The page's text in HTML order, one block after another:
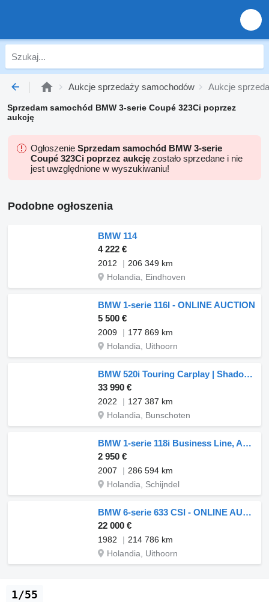
Aukcje sprzedaży samochodów Aukcje
Sprzedam samochód BMW 3-serie Coupé 323Ci poprzez
aukcję
Ogłoszenie Sprzedam samochód BMW 3-serie
Coupé 323Ci poprzez aukcję zostało sprzedane i nie
jest uwzględnione w wyszukiwaniu!
Podobne ogłoszenia
BMW 114
4 222 €
2012
206 349 km
Holandia, Eindhoven
BMW 1-serie 116I - ONLINE AUCTION
5 500 €
2009
177 869 km
Holandia, Uithoorn
BMW 520i Touring Carplay | Shadow line | M sportpakket | Laser Led
33 990 €
2022
127 387 km
Holandia, Bunschoten
BMW 1-serie 118i Business Line, Apple carplay, Panoramadak, Cruise c
2 950 €
2007
286 594 km
Holandia, Schijndel
BMW 6-serie 633 CSI - ONLINE AUCTION
22 000 €
1982
214 786 km
Holandia, Uithoorn
1/55